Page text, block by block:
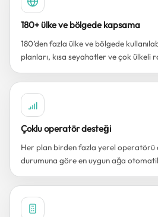
180+ ülke ve bölgede kapsama
180’den fazla ülke ve bölgede
planları, kısa seyahatler ve çok ülkeli
Çoklu operatör desteği
Her plan birden fazla yerel operatörü
durumuna göre en uygun ağa